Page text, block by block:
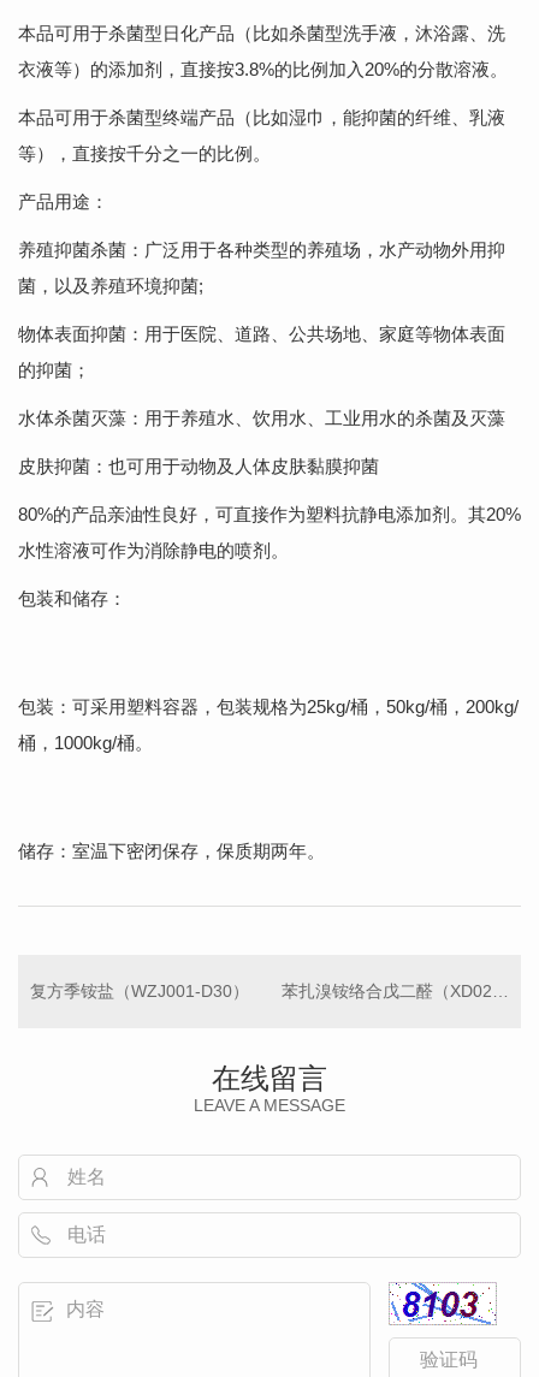
本品可用于杀菌型日化产品（比如杀菌型洗手液，沐浴露、洗
衣液等）的添加剂，直接按3.8%的比例加入20%的分散溶液。
本品可用于杀菌型终端产品（比如湿巾，能抑菌的纤维、乳液
等），直接按千分之一的比例。
产品用途：
养殖抑菌杀菌：广泛用于各种类型的养殖场，水产动物外用抑
菌，以及养殖环境抑菌;
物体表面抑菌：用于医院、道路、公共场地、家庭等物体表面
的抑菌；
水体杀菌灭藻：用于养殖水、饮用水、工业用水的杀菌及灭藻
皮肤抑菌：也可用于动物及人体皮肤黏膜抑菌
80%的产品亲油性良好，可直接作为塑料抗静电添加剂。其20%
水性溶液可作为消除静电的喷剂。
包装和储存：
包装：可采用塑料容器，包装规格为25kg/桶，50kg/桶，200kg/
桶，1000kg/桶。
储存：室温下密闭保存，保质期两年。
复方季铵盐（WZJ001-D30）
在线留言
LEAVE A MESSAGE